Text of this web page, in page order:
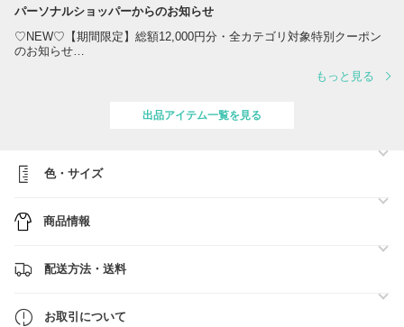
パーソナルショッパーからのお知らせ
♡NEW♡【期間限定】総額12,000円分・全カテゴリ対象特別クーポン
のお知らせ
ご検討中のアイテムがございましたら、ぜひこの機会にお得にお買い求
◆ クーポン詳細 ◆
▼ 対象：130,000円以上の全アイテム▼
https://www.buyma.com/r/HEGEMONE/?pc=130000
② 2,000円OFF
・コード：R8STLWCP
もっと見る
出品アイテム一覧を見る
色・サイズ
商品情報
配送方法・送料
お取引について